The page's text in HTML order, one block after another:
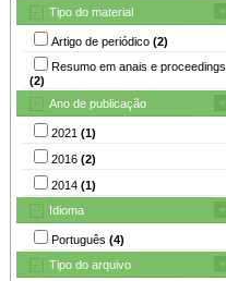
Tipo do material
Artigo de periódico (2)
Resumo em anais e proceedings
(2)
Ano de publicação
2021 (1)
2016 (2)
2014 (1)
Idioma
Português (4)
Tipo do arquivo